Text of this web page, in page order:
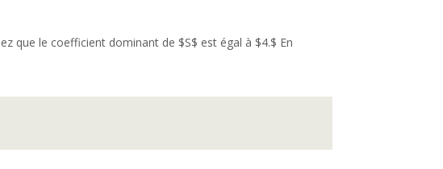
que le coefficient dominant de $S$ est égal à $4.$ En